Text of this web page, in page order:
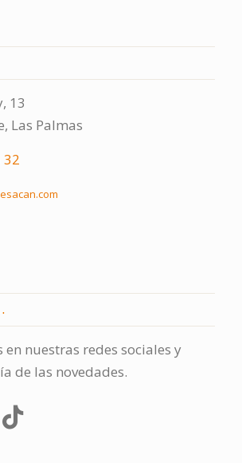
13
Las Palmas
32
nuestras redes sociales y
de las novedades.